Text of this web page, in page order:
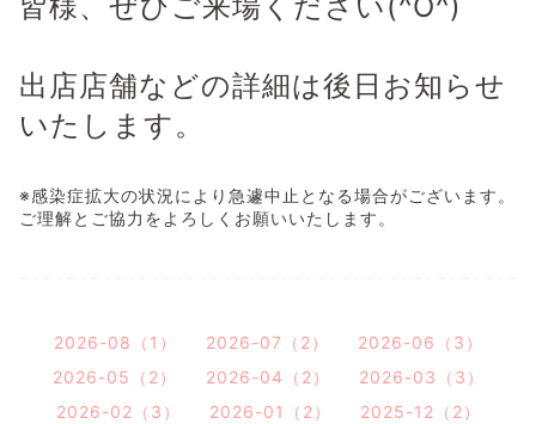
皆様、ぜひご来場ください(^O^)
出店店舗などの詳細は後日お知らせ
いたします。
※感染症拡大の状況により急遽中止となる場合がございます。
ご理解とご協力をよろしくお願いいたします。
2026-08（1） 2026-07（2）
2026-06（3）
2026-05（2）
2026-04（2）
2026-03（3）
2026-02（3）
2026-01（2）
2025-12（2）